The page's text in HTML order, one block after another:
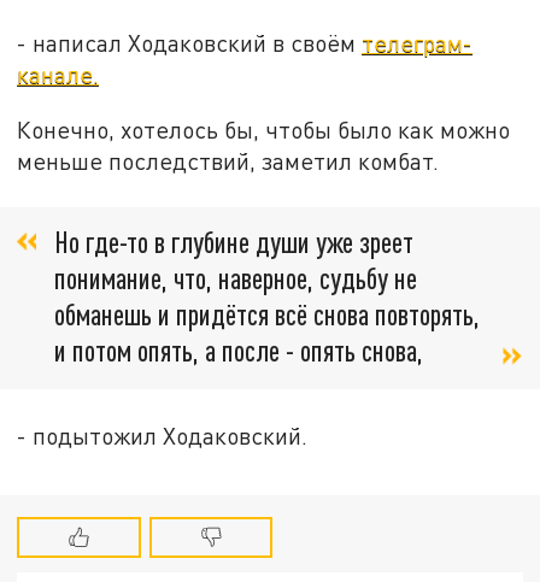
- написал Ходаковский в своём телеграм-
канале.
Конечно, хотелось бы, чтобы было как можно
меньше последствий, заметил комбат.
Но где-то в глубине души уже зреет
понимание, что, наверное, судьбу не
обманешь и придётся всё снова повторять,
и потом опять, а после - опять снова,
- подытожил Ходаковский.